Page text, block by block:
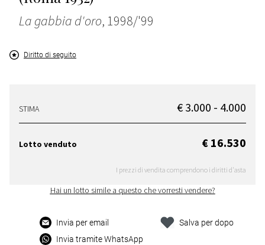
La gabbia d'oro, 1998/'99
Diritto di seguito
STIMA € 3.000 - 4.000
Lotto venduto € 16.530
I prezzi di vendita comprendono i diritti d'asta
Hai un lotto simile a questo che vorresti vendere?
Invia per email
Invia tramite WhatsApp
Salva per dopo